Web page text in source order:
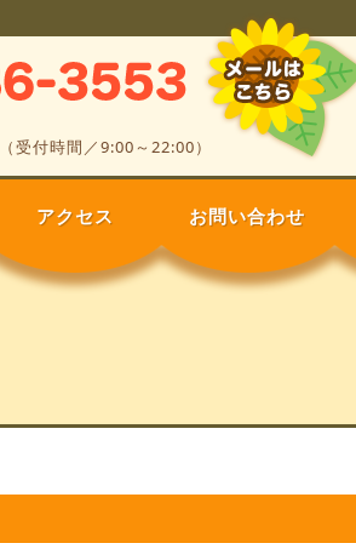
052-886-3553
受付時間／9:00～22:00）
アクセス お問い合わせ